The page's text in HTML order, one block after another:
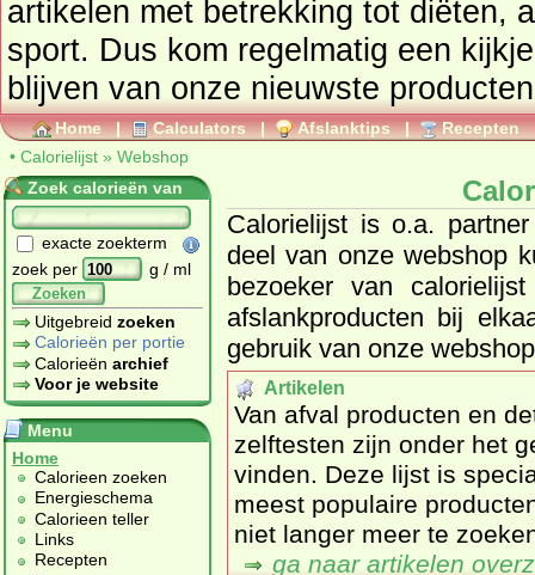
artikelen met betrekking tot diëten,
sport. Dus kom regelmatig een
blijven van onze nieuwste
Home | Calculators | Afslanktips | Recepten
• Calorielijst » Webshop
Zoek calorieën van
exacte zoekterm
zoek per
g / ml
Zoeken
Uitgebreid zoeken
Calorieën per portie
Calorieën archief
Voor je website
Menu
Home
Calorieen zoeken
Energieschema
Calorieen teller
Links
Recepten
Calorielijst is o.a.
deel van onze webshop
bezoeker van
afslankproducten bij
gebruik van onze
Artikelen
Van afval producten en
zelftesten zijn onder het
vinden. Deze lijst is speciaal
meest populaire
niet langer meer te
ga naar artikelen